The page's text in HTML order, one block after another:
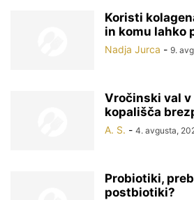
Koristi
in komu lahko
Nadja Jurca - 9.
Vročinski val
kopališča
A. S. - 4. avgusta,
Probiotiki,
postbiotiki?